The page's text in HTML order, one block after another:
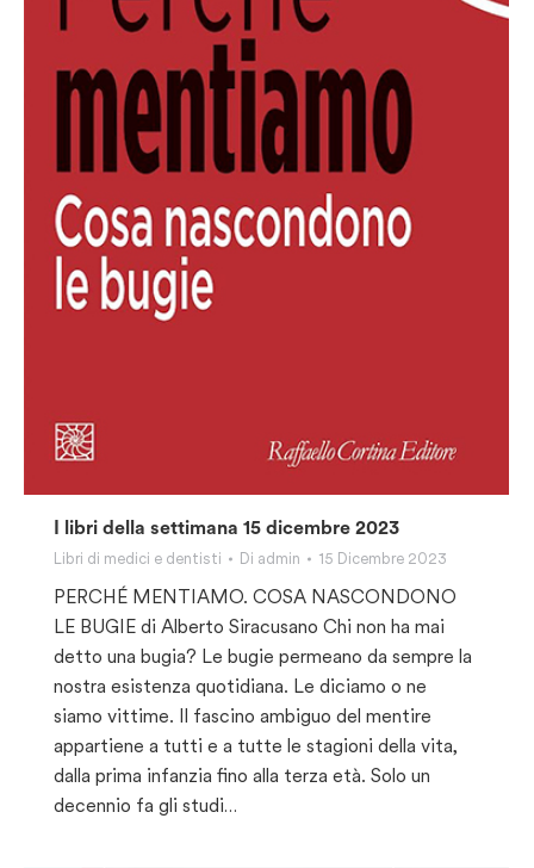
I libri della settimana 15 dicembre 2023
Libri di medici e dentisti Di admin 15 Dicembre 2023
PERCHÉ MENTIAMO. COSA NASCONDONO
LE BUGIE di Alberto Siracusano Chi non ha mai
detto una bugia? Le bugie permeano da sempre la
nostra esistenza quotidiana. Le diciamo o ne
siamo vittime. Il fascino ambiguo del mentire
appartiene a tutti e a tutte le stagioni della vita,
dalla prima infanzia fino alla terza età. Solo un
decennio fa gli studi…